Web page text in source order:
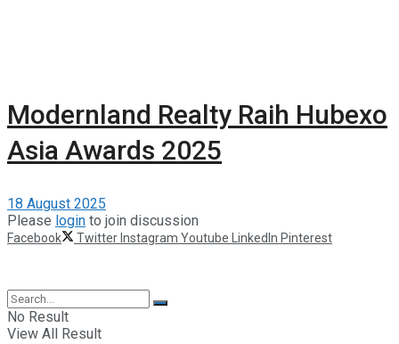
Modernland Realty Raih Hubexo
Asia Awards 2025
18 August 2025
Please login to join discussion
Facebook Twitter Instagram Youtube LinkedIn Pinterest
No Result
View All Result